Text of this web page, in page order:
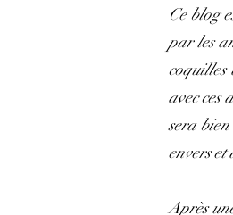
Ce blog
par les
avec ces
sera
envers
Après